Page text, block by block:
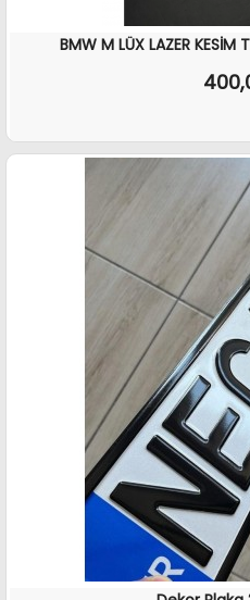
BMW M LÜX LAZER KESİM